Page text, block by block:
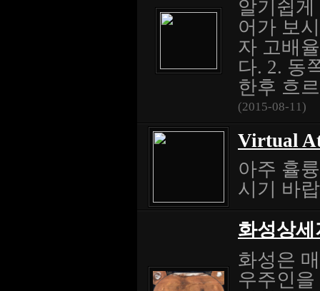
알기쉽
어가 보
자 고배
다. 2. 동
한후 흐
(2015-08-11)
Virtual
아주 휼
시기 바
화성상세
화성은
우주인